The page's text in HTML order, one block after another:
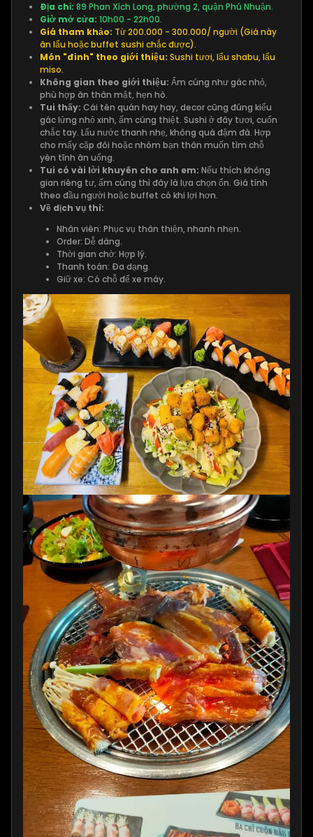
Địa chỉ: 89 Phan Xích Long, phường 2, quận Phú Nhuận.
Giờ mở cửa: 10h00 - 22h00.
Giá tham khảo: Từ 200.000 - 300.000/ người (Giá này
ăn lẩu hoặc buffet sushi chắc được).
Món "đinh" theo giới thiệu: Sushi tươi, lẩu shabu, lẩu
miso.
Không gian theo giới thiệu: Ấm cúng như gác nhỏ,
phù hợp ăn thân mật, hẹn hò.
Tui thấy: Cái tên quán hay hay, decor cũng đúng kiểu
gác lửng nhỏ xinh, ấm cúng thiệt. Sushi ở đây tươi, cuốn
chắc tay. Lẩu nước thanh nhẹ, không quá đậm đà. Hợp
cho mấy cặp đôi hoặc nhóm bạn thân muốn tìm chỗ
yên tĩnh ăn uống.
Tui có vài lời khuyên cho anh em: Nếu thích không
gian riêng tư, ấm cúng thì đây là lựa chọn ổn. Giá tính
theo đầu người hoặc buffet có khi lợi hơn.
Về dịch vụ thì:
Nhân viên: Phục vụ thân thiện, nhanh nhẹn.
Order: Dễ dàng.
Thời gian chờ: Hợp lý.
Thanh toán: Đa dạng.
Giữ xe: Có chỗ để xe máy.